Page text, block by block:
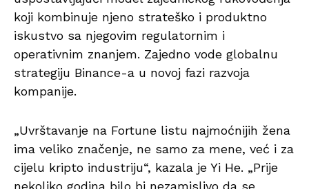
koji kombinuje njeno strateško i produktno
iskustvo sa njegovim regulatornim i
operativnim znanjem. Zajedno vode globalnu
strategiju Binance-a u novoj fazi razvoja
kompanije.
„Uvrštavanje na Fortune listu najmoćnijih žena
ima veliko značenje, ne samo za mene, već i za
cijelu kripto industriju“, kazala je Yi He. „Prije
nekoliko godina bilo bi nezamislivo da se